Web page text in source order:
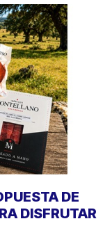
DE
DISFRUTAR